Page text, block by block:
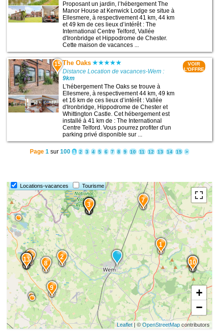
Proposant un jardin, l’hébergement The
Manor House at Kenwick Lodge se situe à
Ellesmere, à respectivement 41 km, 44 km
et 49 km de ces lieux d’intérêt : The
International Centre Telford, Vallée
d'Ironbridge et Hippodrome de Chester.
Cette maison de vacances ...
15 The Oaks
Distance Location de vacances-Wem :
9km
L’hébergement The Oaks se trouve à
Ellesmere, à respectivement 44 km, 49 km
et 16 km de ces lieux d’intérêt : Vallée
d'Ironbridge, Hippodrome de Chester et
Whittington Castle. Cet hébergement est
installé à 41 km de : The International
Centre Telford. Vous pourrez profiter d'un
parking privé disponible sur ...
VOIR
L'OFFRE
Page 1 sur 100 1 2 3 4 5 6 7 8 9 10 11 12 13 14 15 >
Locations-vacances Tourisme
15
14
1312
11
10
9
8
7
6
5
4
3
2
1
+
−
Leaflet| © OpenStreetMapcontributors